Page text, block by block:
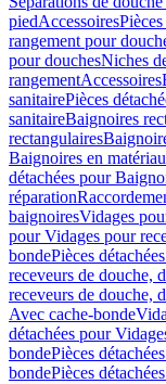
piedAccessoires
rangement pour
pour douchesNiches
rangementAccessoires
sanitairePièces
sanitaireBaignoires
rectangulaires
Baignoires en
détachées pour
réparation
baignoiresVidages
pour Vidages pour
bondePièces
receveurs de douche,
receveurs de douche,
Avec cache-bonde
détachées pour
bondePièces
bondePièces